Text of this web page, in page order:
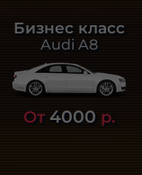
Бизнес класс
Audi A8
От4000 р.